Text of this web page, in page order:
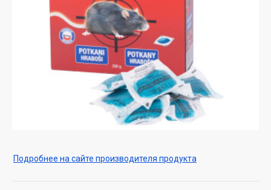
Подробнее на сайте производителя продукта